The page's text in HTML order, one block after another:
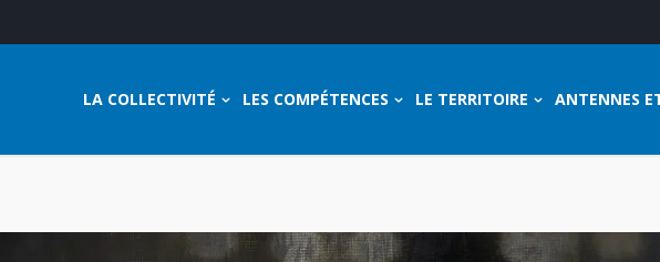
LA COLLECTIVITÉ LES COMPÉTENCES LE TERRITOIRE ANTENNES